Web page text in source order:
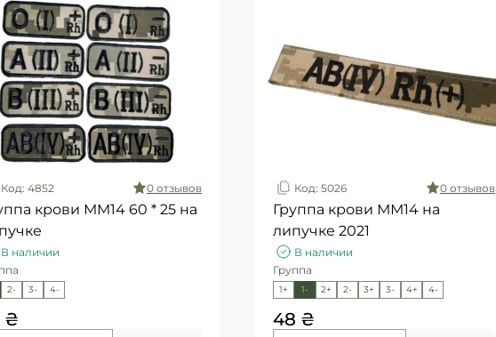
Код: 4852 0 отзывов
крови ММ14 60 * 25 на
В наличии
2- 3- 4-
₴
Код: 5026 0 отзывов
Группа крови ММ14 на
липучке 2021
В наличии
Группа
1+ 1- 2+ 2- 3+ 3- 4+ 4-
48 ₴